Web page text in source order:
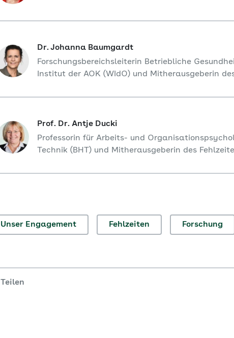
Dr. Johanna Baumgardt
Forschungsbereichsleiterin Betriebliche
Institut der AOK (WIdO) und Mitherausgeberin
Prof. Dr. Antje Ducki
Professorin für Arbeits- und
Technik (BHT) und Mitherausgeberin des
Unser Engagement Fehlzeiten Forschung
Teilen